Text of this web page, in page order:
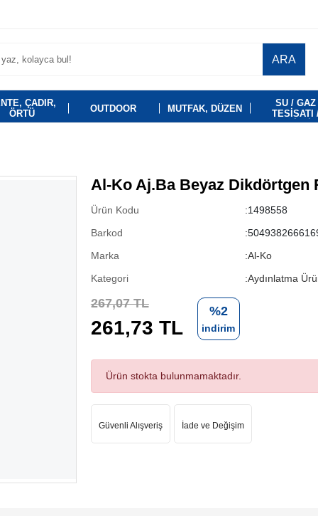
ARA
ÇADIR,
ÖRTÜ
OUTDOOR MUTFAK, DÜZEN
SU / GAZ
TESİSATI
TEMİZLİK
Al-Ko Aj.Ba Beyaz Dikdörtgen
Ürün Kodu
:1498558
Barkod
Marka
:Al-Ko
Kategori
:Aydınlatma
267,07 TL
261,73 TL
%2
indirim
Ürün stokta bulunmamaktadır.
Güvenli Alışveriş İade ve Değişim